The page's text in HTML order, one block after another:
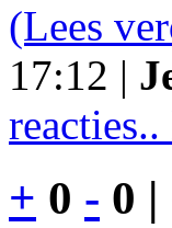
(Lees
17:12 |
reacties..
+ 0 - 0 |